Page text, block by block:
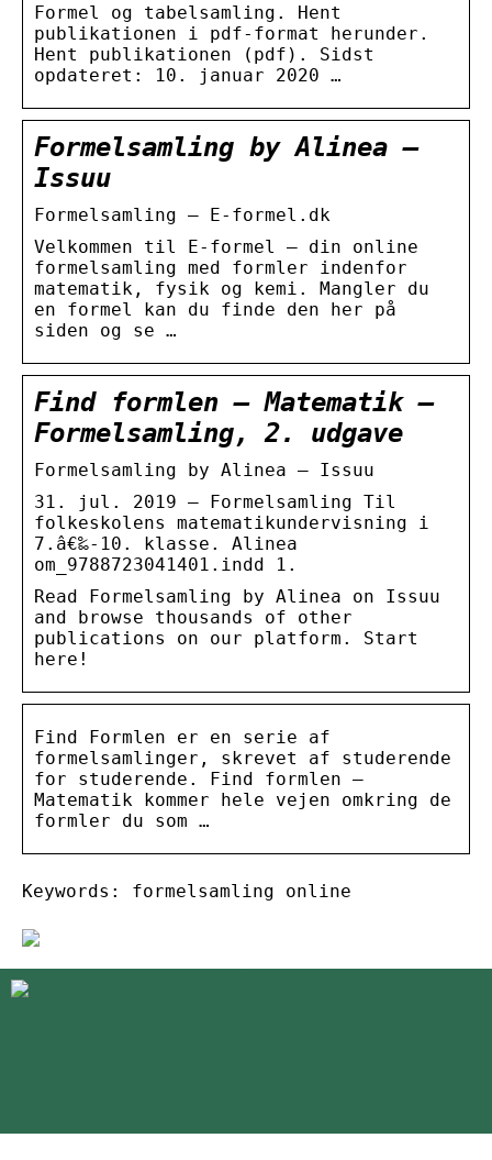
Formel og tabelsamling. Hent
publikationen i pdf-format herunder.
Hent publikationen (pdf). Sidst
opdateret: 10. januar 2020 …
Formelsamling by Alinea –
Issuu
Formelsamling – E-formel.dk
Velkommen til E-formel – din online
formelsamling med formler indenfor
matematik, fysik og kemi. Mangler du
en formel kan du finde den her på
siden og se …
Find formlen – Matematik –
Formelsamling, 2. udgave
Formelsamling by Alinea – Issuu
31. jul. 2019 — Formelsamling Til
folkeskolens matematikundervisning i
7.â€‰-10. klasse. Alinea
om_9788723041401.indd 1.
Read Formelsamling by Alinea on Issuu
and browse thousands of other
publications on our platform. Start
here!
Find Formlen er en serie af
formelsamlinger, skrevet af studerende
for studerende. Find formlen –
Matematik kommer hele vejen omkring de
formler du som …
Keywords: formelsamling online